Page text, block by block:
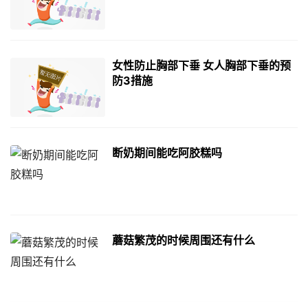
女性防止胸部下垂 女人胸部下垂的预
防3措施
断奶期间能吃阿胶糕吗
蘑菇繁茂的时候周围还有什么